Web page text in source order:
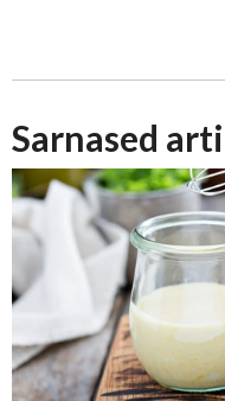
Sarnased